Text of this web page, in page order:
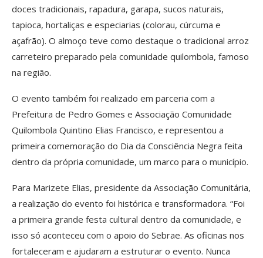
doces tradicionais, rapadura, garapa, sucos naturais,
tapioca, hortaliças e especiarias (colorau, cúrcuma e
açafrão). O almoço teve como destaque o tradicional arroz
carreteiro preparado pela comunidade quilombola, famoso
na região.
O evento também foi realizado em parceria com a
Prefeitura de Pedro Gomes e Associação Comunidade
Quilombola Quintino Elias Francisco, e representou a
primeira comemoração do Dia da Consciência Negra feita
dentro da própria comunidade, um marco para o município.
Para Marizete Elias, presidente da Associação Comunitária,
a realização do evento foi histórica e transformadora. “Foi
a primeira grande festa cultural dentro da comunidade, e
isso só aconteceu com o apoio do Sebrae. As oficinas nos
fortaleceram e ajudaram a estruturar o evento. Nunca